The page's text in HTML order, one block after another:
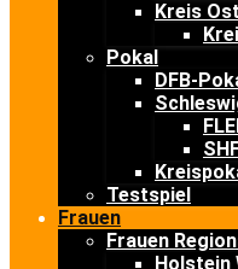
Kreis
Pokal
DFB-
Testspiel
Frauen
Frauen
Holstein